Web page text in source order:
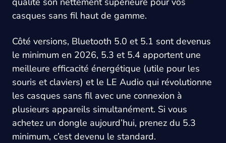
casques sans fil haut de gamme.
Côté versions, Bluetooth 5.0 et 5.1 sont devenus
le minimum en 2026, 5.3 et 5.4 apportent une
meilleure efficacité énergétique (utile pour les
souris et claviers) et le LE Audio qui révolutionne
les casques sans fil avec une connexion à
plusieurs appareils simultanément. Si vous
achetez un dongle aujourd’hui, prenez du 5.3
minimum, c’est devenu le standard.